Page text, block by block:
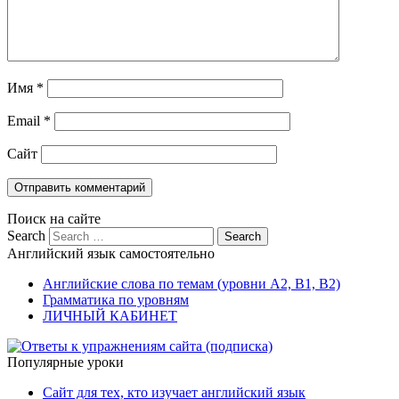
Имя *
Email *
Сайт
Поиск на сайте
Search
Английский язык самостоятельно
Английские слова по темам (уровни A2, B1, B2)
Грамматика по уровням
ЛИЧНЫЙ КАБИНЕТ
Популярные уроки
Сайт для тех, кто изучает английский язык